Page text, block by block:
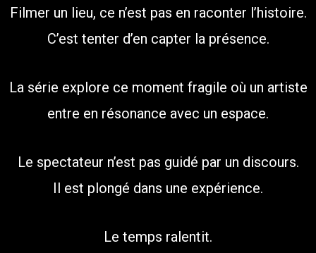
Filmer un lieu, ce n’est pas en raconter l’histoire.
C’est tenter d’en capter la présence.
La série explore ce moment fragile où un artiste
entre en résonance avec un espace.
Le spectateur n’est pas guidé par un discours.
Il est plongé dans une expérience.
Le temps ralentit.